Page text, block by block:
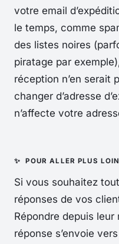
votre email
le temps, comme
des listes noires
piratage par
réception n’en serait
changer d’adresse
n’affecte votre
Si vous souhaitez
réponses de vos
Répondre depuis leur
réponse s’envoie